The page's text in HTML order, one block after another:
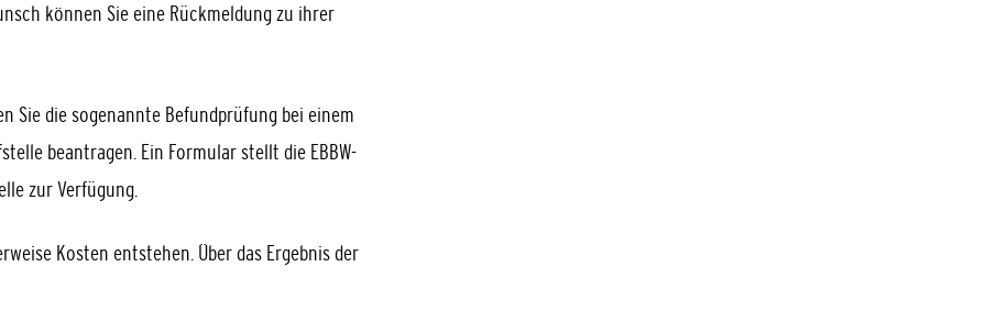
können Sie eine Rückmeldung zu ihrer
Sie die sogenannte Befundprüfung bei einem
beantragen. Ein Formular stellt die EBBW-
zur Verfügung.
Kosten entstehen. Über das Ergebnis der